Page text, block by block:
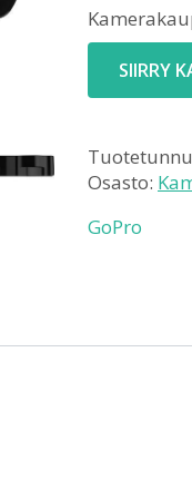
SIIRRY
Osasto:
GoPro